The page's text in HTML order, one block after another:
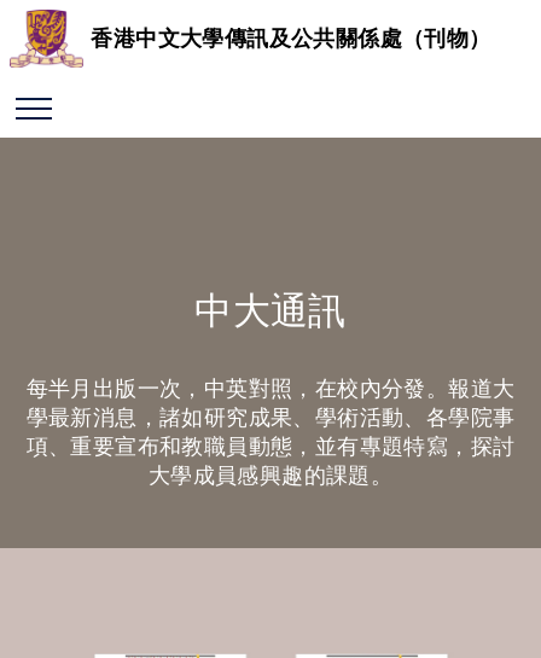
香港中文大學傳訊及公共關係處（刊物）
中大通訊
每半月出版一次，中英對照，在校內分發。報道大
學最新消息，諸如研究成果、學術活動、各學院事
項、重要宣布和教職員動態，並有專題特寫，探討
大學成員感興趣的課題。